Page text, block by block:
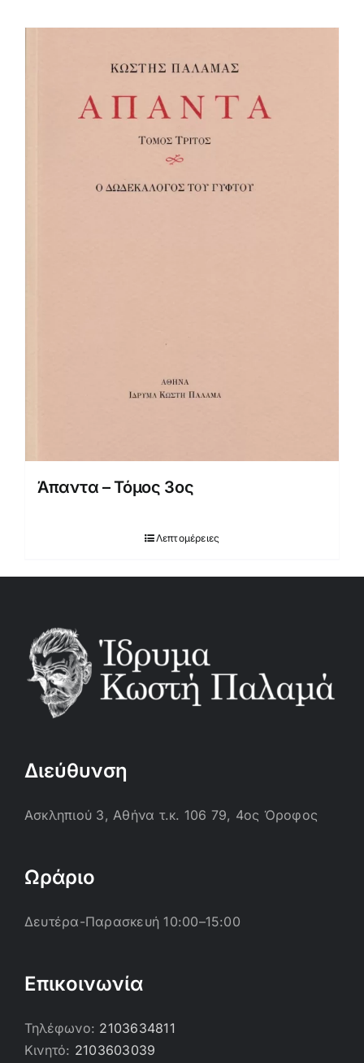
Άπαντα – Τόμος 3ος
Λεπτομέρειες
Διεύθυνση
Ασκληπιού 3, Αθήνα τ.κ. 106 79, 4ος Όροφος
Ωράριο
Δευτέρα-Παρασκευή 10:00–15:00
Επικοινωνία
Τηλέφωνο: 2103634811
Κινητό: 2103603039